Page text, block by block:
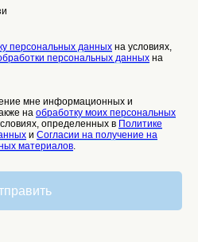
персональных данных на условиях,
персональных данных на
мне информационных и
на обработку моих персональных
определенных в Политике
и Согласии на получение на
материалов.
данных